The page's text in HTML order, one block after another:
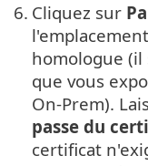
6. Cliquez sur
homologue
que vous
On-Prem).
passe du
certificat